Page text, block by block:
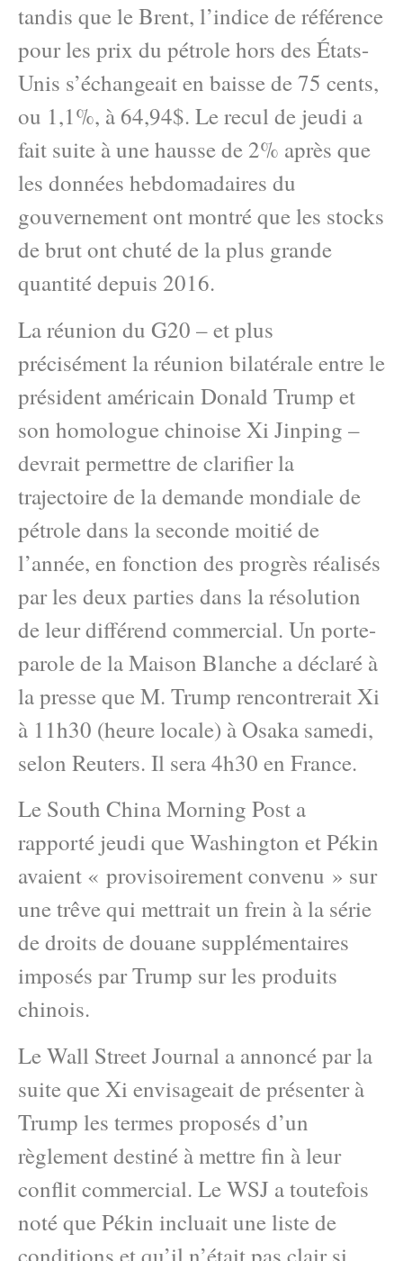
tandis que le Brent, l’indice de référence
pour les prix du pétrole hors des États-
Unis s’échangeait en baisse de 75 cents,
ou 1,1%, à 64,94$. Le recul de jeudi a
fait suite à une hausse de 2% après que
les données hebdomadaires du
gouvernement ont montré que les stocks
de brut ont chuté de la plus grande
quantité depuis 2016.
La réunion du G20 – et plus
précisément la réunion bilatérale entre le
président américain Donald Trump et
son homologue chinoise Xi Jinping –
devrait permettre de clarifier la
trajectoire de la demande mondiale de
pétrole dans la seconde moitié de
l’année, en fonction des progrès réalisés
par les deux parties dans la résolution
de leur différend commercial. Un porte-
parole de la Maison Blanche a déclaré à
la presse que M. Trump rencontrerait Xi
à 11h30 (heure locale) à Osaka samedi,
selon Reuters. Il sera 4h30 en France.
Le South China Morning Post a
rapporté jeudi que Washington et Pékin
avaient « provisoirement convenu » sur
une trêve qui mettrait un frein à la série
de droits de douane supplémentaires
imposés par Trump sur les produits
chinois.
Le Wall Street Journal a annoncé par la
suite que Xi envisageait de présenter à
Trump les termes proposés d’un
règlement destiné à mettre fin à leur
conflit commercial. Le WSJ a toutefois
noté que Pékin incluait une liste de
conditions et qu’il n’était pas clair si